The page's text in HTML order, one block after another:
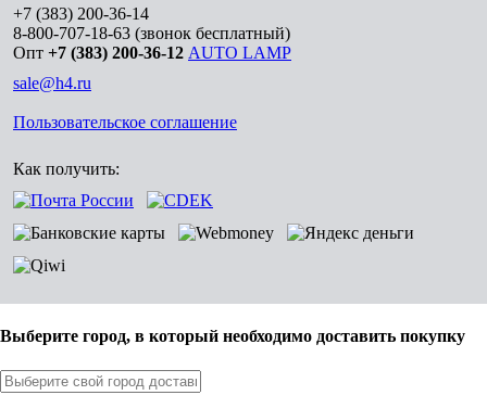
+7 (383) 200-36-14
8-800-707-18-63 (звонок бесплатный)
Опт +7 (383) 200-36-12 AUTO LAMP
sale@h4.ru
Пользовательское соглашение
Как получить:
Выберите город, в который необходимо доставить покупку